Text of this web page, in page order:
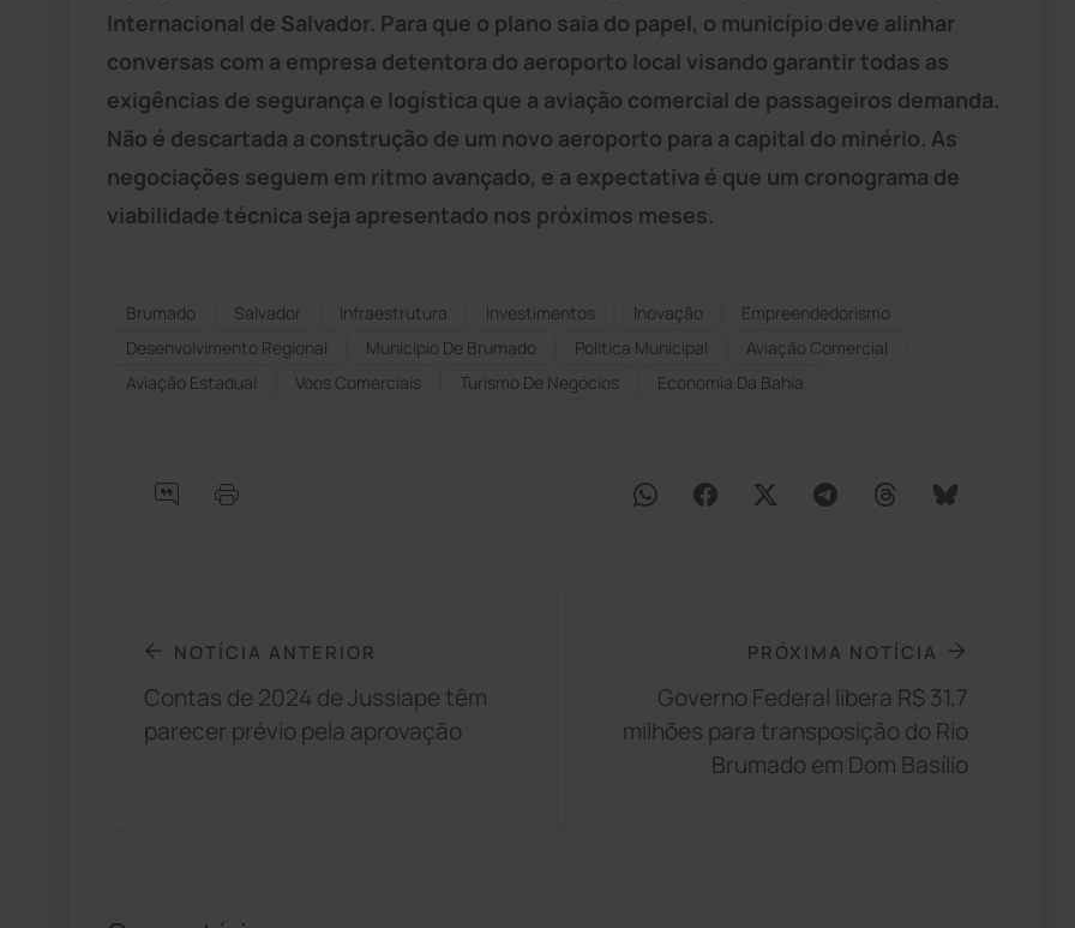
Internacional de Salvador. Para que o plano saia do papel, o município deve alinhar
conversas com a empresa detentora do aeroporto local visando garantir todas as
exigências de segurança e logística que a aviação comercial de passageiros demanda.
Não é descartada a construção de um novo aeroporto para a capital do minério. As
negociações seguem em ritmo avançado, e a expectativa é que um cronograma de
viabilidade técnica seja apresentado nos próximos meses.
Brumado Salvador Infraestrutura Investimentos Inovação
Empreendedorismo
Desenvolvimento Regional
Município De Brumado Política Municipal
Aviação Comercial
Aviação Estadual
Voos Comerciais Turismo De Negócios Economia Da Bahia
NOTÍCIA ANTERIOR
Contas de 2024 de Jussiape têm
parecer prévio pela aprovação
PRÓXIMA NOTÍCIA
Governo Federal libera R$ 31,7
milhões para transposição do Rio
Brumado em Dom Basílio